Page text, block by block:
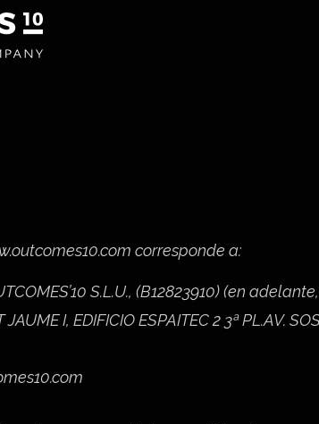
corresponde a:
S.L.U., (B12823910) (en
I, EDIFICIO ESPAITEC 2 3ª PL.AV.